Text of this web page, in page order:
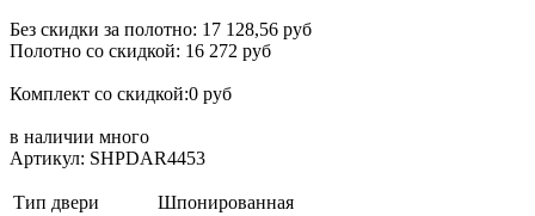
Без скидки за полотно: 17 128,56 руб
Полотно со скидкой: 16 272 руб
Комплект со скидкой:0 руб
в наличии много
Артикул: SHPDAR4453
Тип двери Шпонированная